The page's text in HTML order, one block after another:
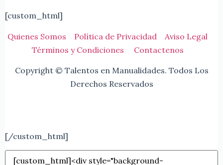
[custom_html]
Quienes Somos Política de Privacidad Aviso Legal
Términos y Condiciones Contactenos
Copyright © Talentos en Manualidades. Todos Los
Derechos Reservados
[/custom_html]